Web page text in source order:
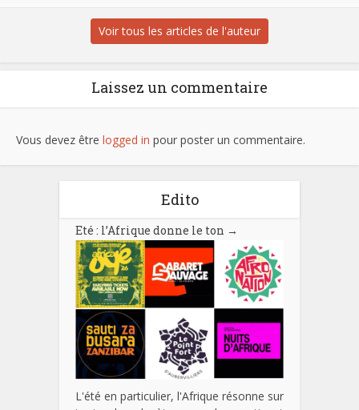
Voir tous les articles de l'auteur
Laissez un commentaire
Vous devez être logged in pour poster un commentaire.
Edito
Eté : l’Afrique donne le ton →
L'été en particulier, l'Afrique résonne sur